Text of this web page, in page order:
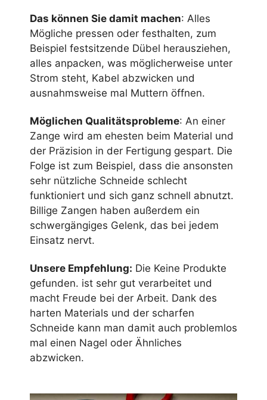
Das können Sie damit machen: Alles
Mögliche pressen oder festhalten, zum
Beispiel festsitzende Dübel herausziehen,
alles anpacken, was möglicherweise unter
Strom steht, Kabel abzwicken und
ausnahmsweise mal Muttern öffnen.
Möglichen Qualitätsprobleme: An einer
Zange wird am ehesten beim Material und
der Präzision in der Fertigung gespart. Die
Folge ist zum Beispiel, dass die ansonsten
sehr nützliche Schneide schlecht
funktioniert und sich ganz schnell abnutzt.
Billige Zangen haben außerdem ein
schwergängiges Gelenk, das bei jedem
Einsatz nervt.
Unsere Empfehlung: Die Keine Produkte
gefunden. ist sehr gut verarbeitet und
macht Freude bei der Arbeit. Dank des
harten Materials und der scharfen
Schneide kann man damit auch problemlos
mal einen Nagel oder Ähnliches
abzwicken.